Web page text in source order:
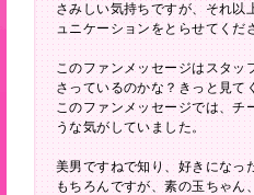
さみしい気持ちですが、それ以
ュニケーションをとらせてくだ
このファンメッセージはスタッ
さっているのかな？きっと見て
このファンメッセージでは、チ
うな気がしていました。
美男ですねで知り、好きになっ
もちろんですが、素の玉ちゃん